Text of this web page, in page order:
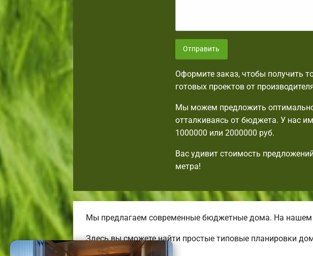
Отправить
Оформите заказ, чтобы получить
готовых проектов от
Мы можем предложить
отталкиваясь от бюджета. У нас
1000000 или 2000000 руб.
Вас удивит стоимость
метра!
Мы предлагаем современные бюджетные дома. На нашем
Здесь вы сможете найти простые типовые планировки